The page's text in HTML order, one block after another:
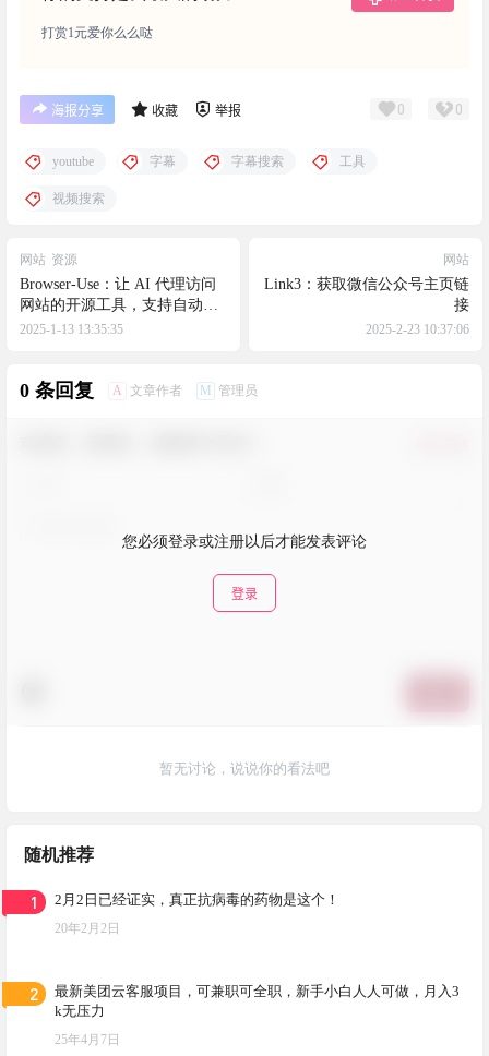
打赏1元爱你么么哒
海报分享 收藏 举报 0 0
youtube 字幕 字幕搜索 工具
视频搜索
网站 资源
Browser-Use：让 AI 代理访问
网站的开源工具，支持自动管
理多标签页等功能，支持并行
2025-1-13 13:35:35
网站
Link3：获取微信公众号主页链
接
2025-2-23 10:37:06
0 条回复 A 文章作者 M 管理员
您必须登录或注册以后才能发表评论
登录
暂无讨论，说说你的看法吧
随机推荐
1 2月2日已经证实，真正抗病毒的药物是这个！
20年2月2日
2
最新美团云客服项目，可兼职可全职，新手小白人人可做，月入3
k无压力
25年4月7日